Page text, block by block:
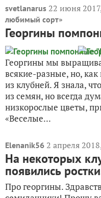
svetlanarus 22 июня
любимый сорт»
Георгины
Георгины мы
всякие-разные, но,
из клубней. Я знала,
из семян, но всегда
низкорослые цветы,
«Веселые...
Elenanik56 2 апреля
На некоторых
появились
Про георгины.